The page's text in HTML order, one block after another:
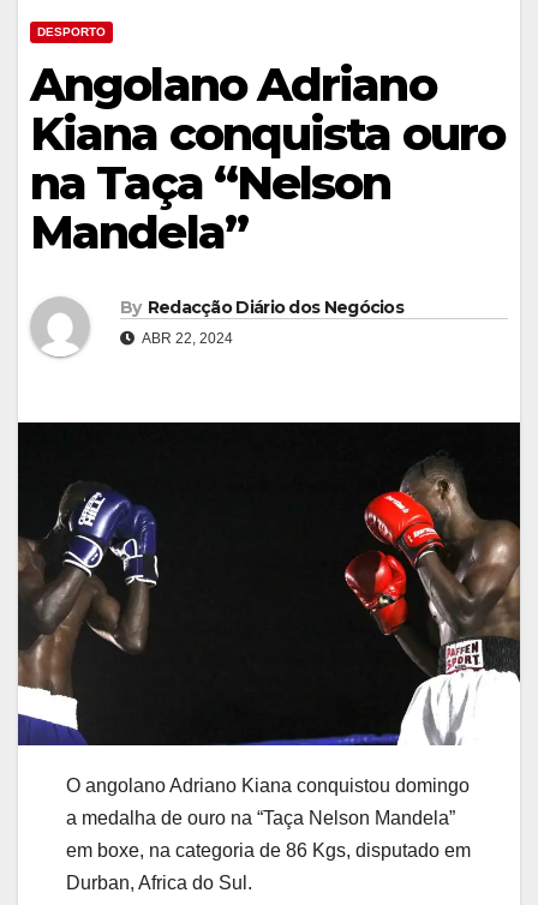
DESPORTO
Angolano Adriano
Kiana conquista ouro
na Taça “Nelson
Mandela”
By Redacção Diário dos Negócios
ABR 22, 2024
O angolano Adriano Kiana conquistou domingo
a medalha de ouro na “Taça Nelson Mandela”
em boxe, na categoria de 86 Kgs, disputado em
Durban, Africa do Sul.